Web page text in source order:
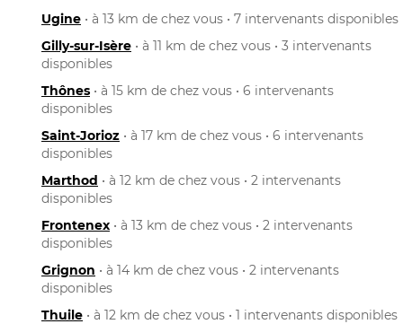
Ugine • à 13 km de chez vous • 7 intervenants disponibles
Gilly-sur-Isère • à 11 km de chez vous • 3 intervenants
disponibles
Thônes • à 15 km de chez vous • 6 intervenants
disponibles
Saint-Jorioz • à 17 km de chez vous • 6 intervenants
disponibles
Marthod • à 12 km de chez vous • 2 intervenants
disponibles
Frontenex • à 13 km de chez vous • 2 intervenants
disponibles
Grignon • à 14 km de chez vous • 2 intervenants
disponibles
Thuile • à 12 km de chez vous • 1 intervenants disponibles